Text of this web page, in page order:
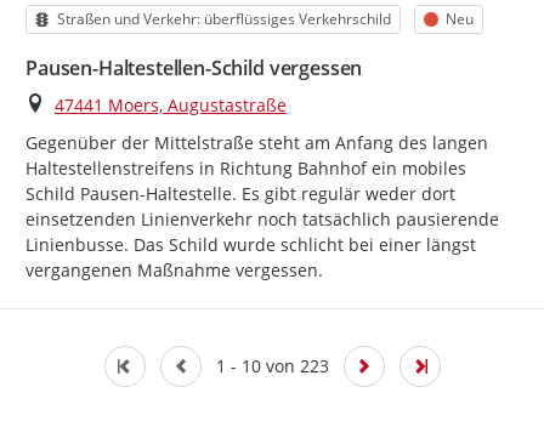
Kategorie
Straßen und Verkehr: überflüssiges Verkehrschild Status
Neu
Pausen-Haltestellen-Schild vergessen
Ort
47441 Moers, Augustastraße
Gegenüber der Mittelstraße steht am Anfang des langen
Haltestellenstreifens in Richtung Bahnhof ein mobiles
Schild Pausen-Haltestelle. Es gibt regulär weder dort
einsetzenden Linienverkehr noch tatsächlich pausierende
Linienbusse. Das Schild wurde schlicht bei einer längst
vergangenen Maßnahme vergessen.
1 - 10 von 223